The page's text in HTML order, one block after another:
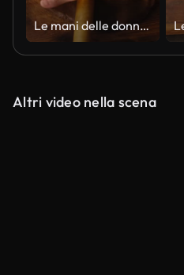
Le mani delle donne stendono l'impasto al cioccolato con il mattarello
Altri video nella scena